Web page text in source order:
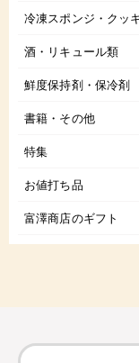
冷凍スポンジ・クッ
酒・リキュール類
鮮度保持剤・保冷剤
書籍・その他
特集
お値打ち品
富澤商店のギフト